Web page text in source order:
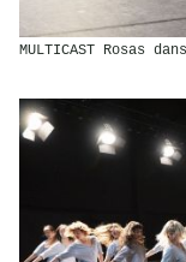
MULTICAST Rosas